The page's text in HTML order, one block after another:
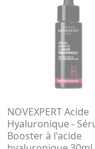
NOVEXPERT Acide
Hyaluronique -
Booster à l'acide